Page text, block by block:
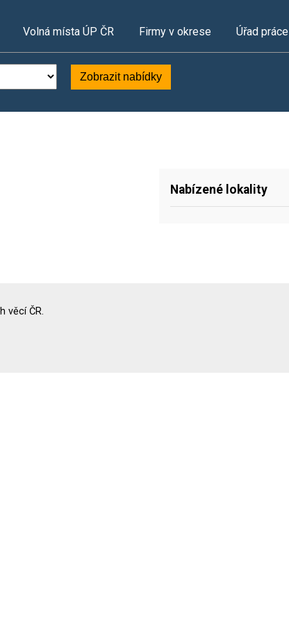
Volná místa ÚP ČR Firmy v okrese Úřad práce
Zobrazit nabídky
Nabízené lokality
věcí ČR.